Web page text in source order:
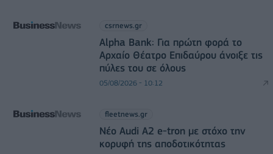
csrnews.gr
Alpha Bank: Για πρώτη φορά το
Αρχαίο Θέατρο Επιδαύρου άνοιξε τις
πύλες του σε όλους
05/08/2026 - 10:12
fleetnews.gr
Νέο Audi A2 e-tron με στόχο την
κορυφή της αποδοτικότητας